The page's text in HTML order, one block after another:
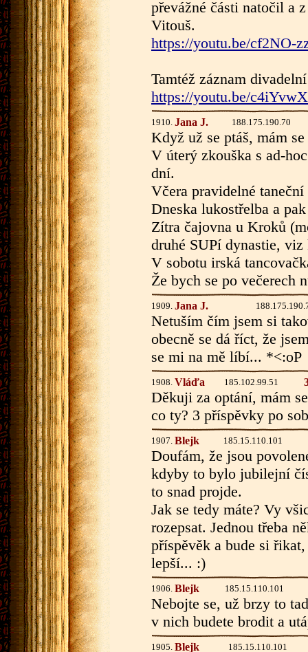
převážné části natočil a
Vitouš.
https://youtu.be/cf2NO-
Tamtéž záznam
https://youtu.be/
1910. Jana J. 188.175.190.70
Když už se ptáš, mám
V úterý zkouška s ad-
dní.
Včera pravidelné
Dneska lukostřelba a
Zítra čajovna u Kroků
druhé SUPí dynastie,
V sobotu irská
Že bych se po večerech
1909. Jana J.
Netuším čím jsem si
obecně se dá říct, že
se mi na mě líbí... *<:oP
1908. Vláďa 185.102.99.51
Děkuji za optání, mám
co ty? 3 příspěvky po
1907. Blejk 185.15.110.101
Doufám, že jsou
kdyby to bylo jubilejní
to snad projde.
Jak se tedy máte? Vy
rozepsat. Jednou třeba
příspěvěk a bude si
lepší... :)
1906. Blejk 185.15.110.101
Nebojte se, už brzy to
v nich budete brodit a
1905. Blejk 185.15.110.101